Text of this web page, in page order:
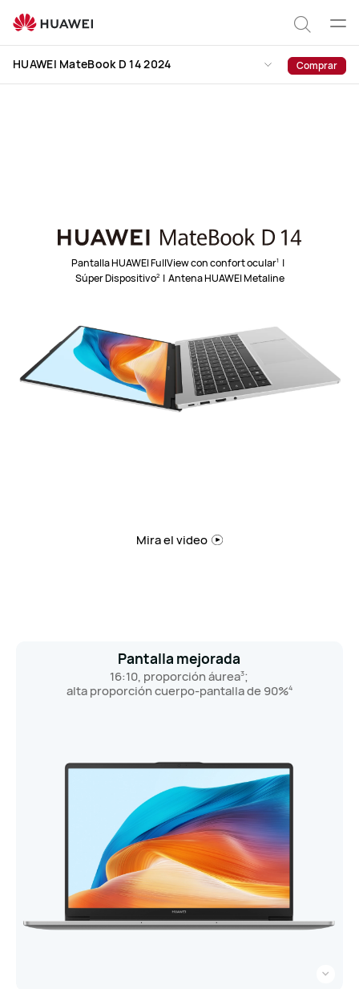
HUAWEI
MateBook
D
2024
Abrir
HUAWEI MateBook D 14 2024 Comprar
Pantalla HUAWEI FullView con confort ocular1 |
Súper Dispositivo2| Antena HUAWEI Metaline
Mira el video
Pantalla mejorada
16:10, proporción áurea3;
alta proporción cuerpo-pantalla de 90%4